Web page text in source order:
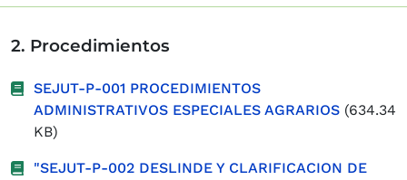
2. Procedimientos
SEJUT-P-001 PROCEDIMIENTOS
ADMINISTRATIVOS ESPECIALES AGRARIOS (634.34
KB)
"SEJUT-P-002 DESLINDE Y CLARIFICACION DE